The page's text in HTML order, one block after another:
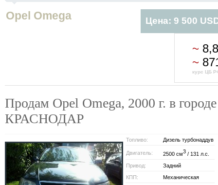
Opel Omega Цена: 9 500
~
~
курс ЦБ
Продам Opel Omega, 2000 г. в городе
КРАСНОДАР
Топливо: Дизель турбонаддув
Двигатель: 2500 см3 / 131 л.с.
Привод:
Задний
КПП:
Механическая